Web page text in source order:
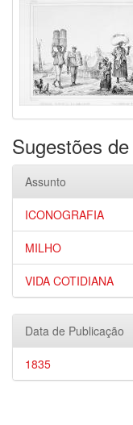
Sugestões
Assunto
ICONOGRAFIA
MILHO
VIDA COTIDIANA
Data de Publicação
1835